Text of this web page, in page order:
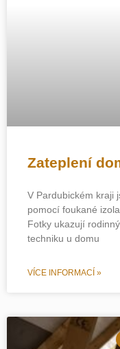
Zateplení
V Pardubickém kraji
pomocí foukané
Fotky ukazují
techniku u domu
VÍCE INFORMACÍ »